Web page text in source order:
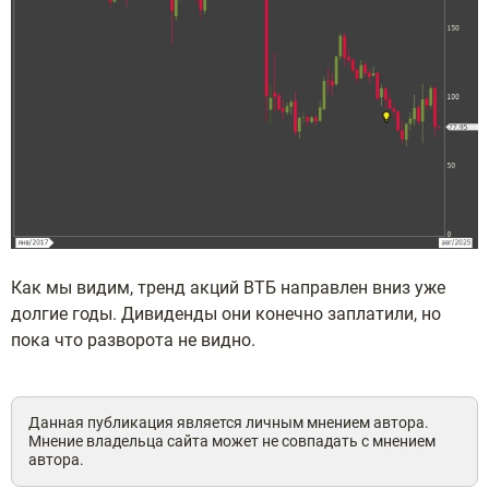
Как мы видим, тренд акций ВТБ направлен вниз уже
долгие годы. Дивиденды они конечно заплатили, но
пока что разворота не видно.
Данная публикация является личным мнением автора.
Мнение владельца сайта может не совпадать с мнением
автора.